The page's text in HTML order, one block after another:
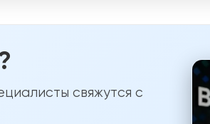
свяжутся с